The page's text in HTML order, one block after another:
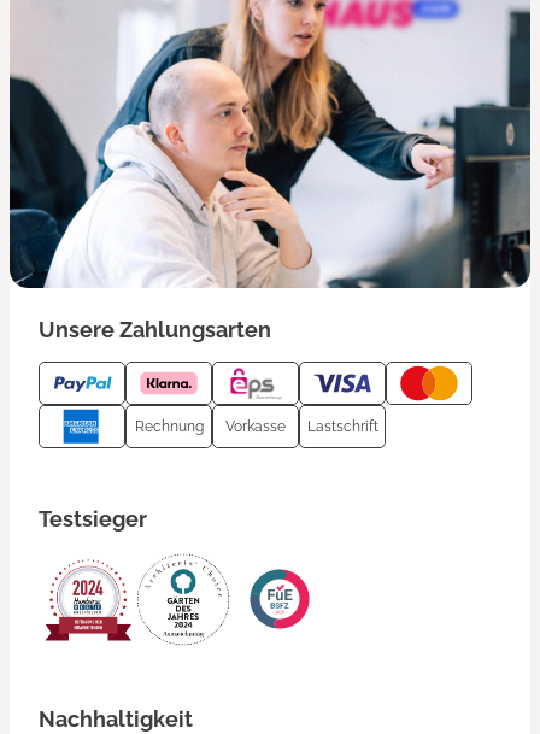
Unsere Zahlungsarten
Rechnung Vorkasse Lastschrift
Testsieger
Nachhaltigkeit